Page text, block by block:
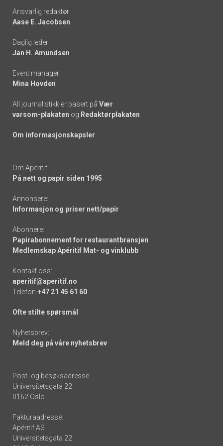
Footer
-
links
Ansvarlig redaktør:
Aase E. Jacobsen
Daglig leder:
Jan H. Amundsen
Event manager:
Mina Hovden
All journalistikk er basert på Vær
varsom-plakaten og Redaktørplakaten
Om informasjonskapsler
Om Apéritif:
På nett og papir siden 1995
Annonsere:
Informasjon og priser nett/papir
Abonnere:
Papirabonnement for restaurantbransjen
Medlemskap Apéritif Mat- og vinklubb
Kontakt oss:
aperitif@aperitif.no
Telefon +47 21 45 61 60
Ofte stilte spørsmål
Nyhetsbrev:
Meld deg på våre nyhetsbrev
Post- og besøksadresse:
Universitetsgata 22
0162 Oslo
Fakturaadresse:
Apéritif AS
Universitetsgata 22